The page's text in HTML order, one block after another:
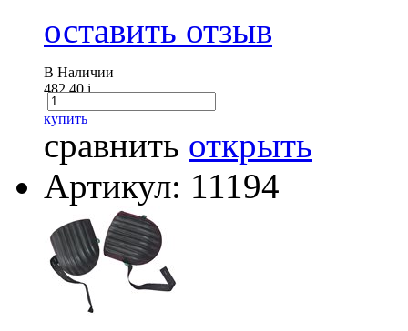
оставить отзыв
В Наличии
482.40i
купить
сравнить открыть
Артикул: 11194